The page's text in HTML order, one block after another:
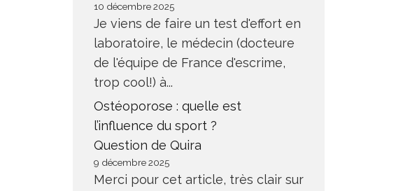
10 décembre 2025
Je viens de faire un test d'effort en
laboratoire, le médecin (docteure
de l'équipe de France d'escrime,
trop cool!) à...
Ostéoporose : quelle est
l’influence du sport ?
Question de Quira
9 décembre 2025
Merci pour cet article, très clair sur